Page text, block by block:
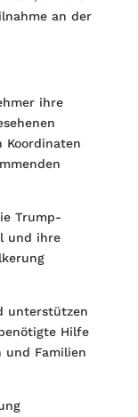
an der
ihre
Koordinaten
Trump-
und ihre
unterstützen
Hilfe
und Familien